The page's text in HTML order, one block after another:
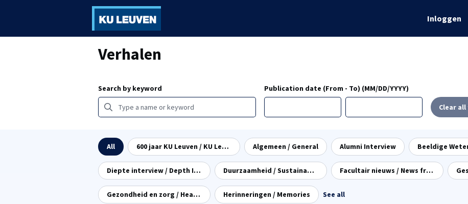
Inloggen
Verhalen
Search by keyword Publication date (From - To) (MM/DD/YYYY)
Clear
Filter by category
All 600 jaar KU Leuven / KU Leuven 600 years Algemeen / General Alumni Interview
Diepte interview / Depth Interview Duurzaamheid / Sustainability Facultair nieuws / News from the Faculty
Gezondheid en zorg / Health & Care Herinneringen / Memories See all